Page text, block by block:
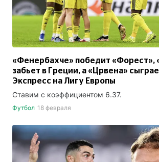
«Фенербахче» победит «Форест»,
забьет в Греции, а «Црвена»
Экспресс на Лигу Европы
Ставим с коэффициентом 6.37.
Футбол 18 февраля